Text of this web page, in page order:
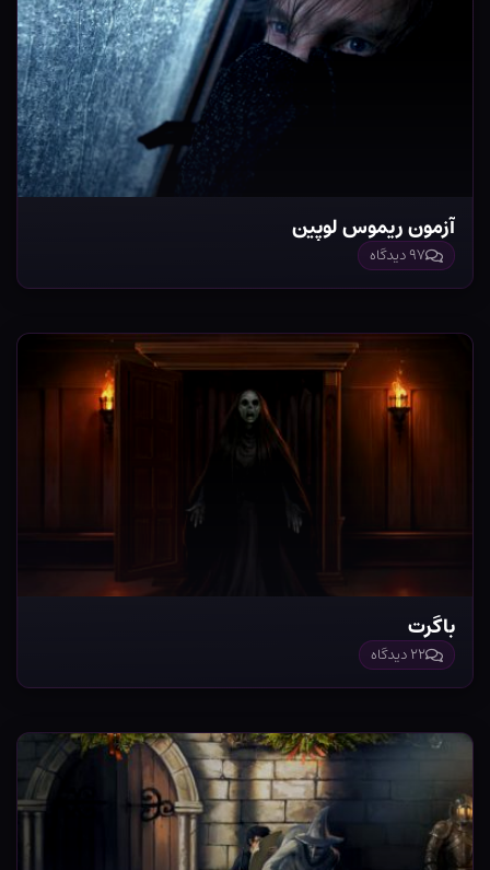
آزمون ریموس لوپین
۹۷ دیدگاه
باگرت
۲۲ دیدگاه